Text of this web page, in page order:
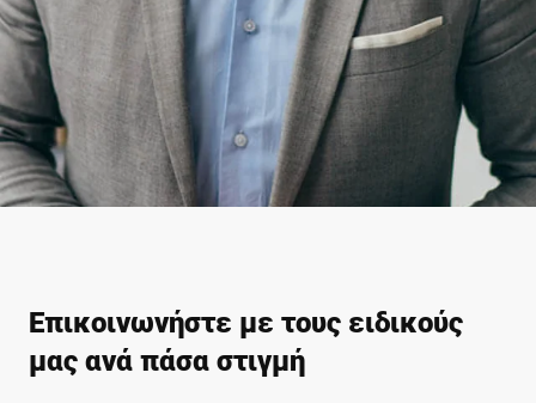
Επικοινωνήστε με τους ειδικούς
μας ανά πάσα στιγμή